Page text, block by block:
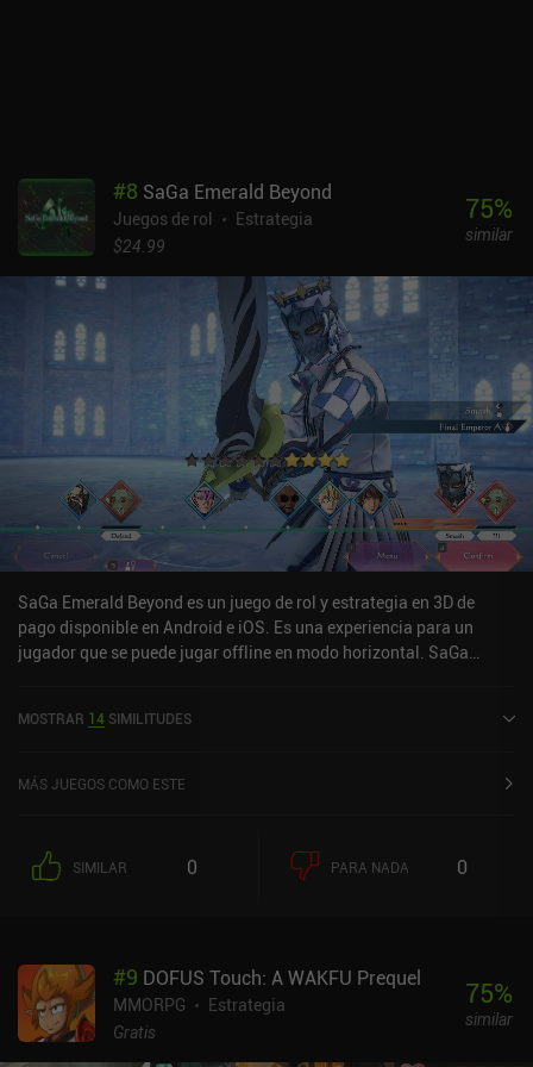
monetización sea totalmente justa. Sin embargo, la probabilidad
de conseguir el cosmético de pago que deseas es baja, por lo que
sugiero no gastar en el juego. Es una recomendación fácil para los
fans de los RPG cooperativos brillantes y un juego al que me veo
jugando durante mucho tiempo si Supercell no estropea la
monetización. Nota: en el momento de escribir este análisis, el
juego aún requiere invitación de un amigo, pero se espera que eso
cambie pronto.
#8 SaGa Emerald Beyond
Juegos de rol
Estrategia
$24.99
75%
similar
SaGa Emerald Beyond es un juego de rol y estrategia en 3D de
pago disponible en Android e iOS. Es una experiencia para un
jugador que se puede jugar offline en modo horizontal. SaGa
Store de iOS.
MOSTRAR 14 SIMILITUDES
MÁS JUEGOS COMO ESTE
SIMILAR 0 PARA NADA 0
#9 DOFUS Touch: A WAKFU Prequel
MMORPG
Estrategia
Gratis
75%
similar